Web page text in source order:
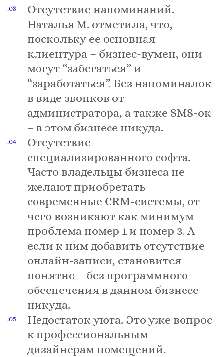
Отсутствие напоминаний.
Наталья М. отметила, что,
поскольку ее основная
клиентура – бизнес-вумен, они
могут “забегаться” и
“заработаться”. Без напоминалок
в виде звонков от
администратора, а также SMS-ок
– в этом бизнесе никуда.
Отсутствие
специализированного софта.
Часто владельцы бизнеса не
желают приобретать
современные CRM-системы, от
чего возникают как минимум
проблема номер 1 и номер 3. А
если к ним добавить отсутствие
онлайн-записи, становится
понятно – без программного
обеспечения в данном бизнесе
никуда.
Недостаток уюта. Это уже вопрос
к профессиональным
дизайнерам помещений.